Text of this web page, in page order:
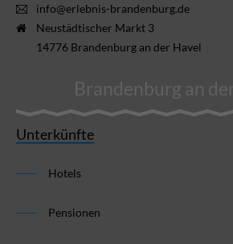
info@erlebnis-brandenburg.de
Neustädtischer Markt 3
14776 Brandenburg an der Havel
Brandenburg an
Unterkünfte
Hotels
Pensionen